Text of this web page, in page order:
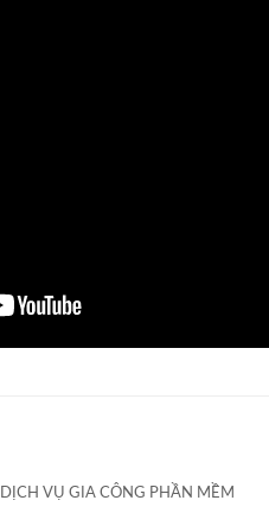
DỊCH VỤ GIA CÔNG PHẦN MỀM